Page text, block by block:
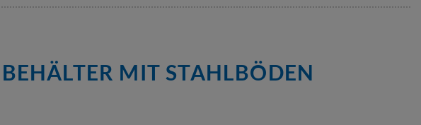
MIT STAHLBÖDEN